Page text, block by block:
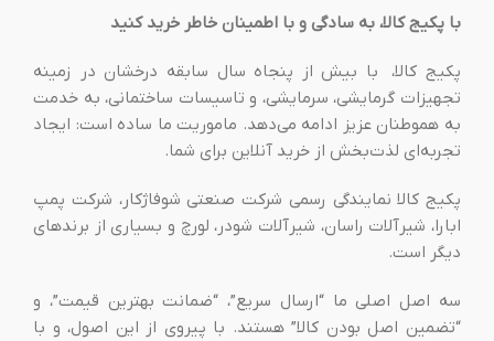
با پکیج کالا، به سادگی و با اطمینان خاطر خرید کنید
پکیج کالا، با بیش از پنجاه سال سابقه درخشان در زمینه
تجهیزات گرمایشی، سرمایشی، و تاسیسات ساختمانی، به خدمت
به هموطنان عزیز ادامه می‌دهد. ماموریت ما ساده است: ایجاد
تجربه‌ای لذت‌بخش از خرید آنلاین برای شما.
پکیج کالا نمایندگی رسمی شرکت صنعتی شوفاژکار، شرکت پمپ
ابارا، شیرآلات راسان، شیرآلات شودر، لورچ و بسیاری از برندهای
دیگر است.
سه اصل اصلی ما “ارسال سریع”، “ضمانت بهترین قیمت”، و
“تضمین اصل بودن کالا” هستند. با پیروی از این اصول، و با